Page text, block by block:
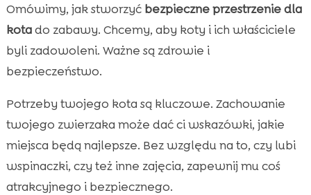
Wniosek
FAQ
Omówimy, jak stworzyć bezpieczne przestrzenie dla
kotado zabawy. Chcemy, aby koty i ich właściciele
byli zadowoleni. Ważne są zdrowie i
bezpieczeństwo.
Potrzeby twojego kota są kluczowe. Zachowanie
twojego zwierzaka może dać ci wskazówki, jakie
miejsca będą najlepsze. Bez względu na to, czy lubi
wspinaczki, czy też inne zajęcia, zapewnij mu coś
atrakcyjnego i bezpiecznego.